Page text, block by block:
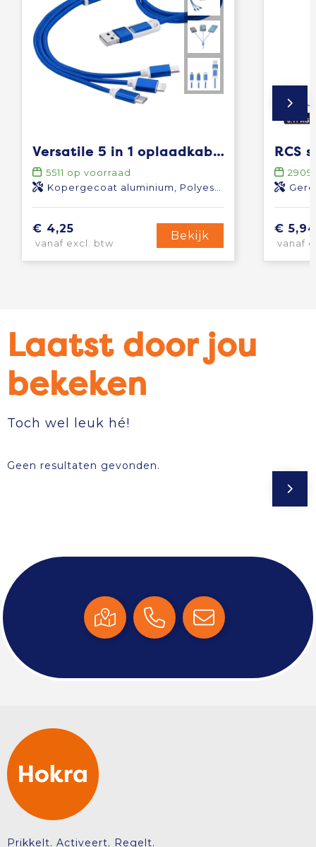
Versatile 5 in 1 oplaadkabel
5511 op voorraad
Kopergecoat aluminium, Polyester
€ 4,25
vanaf excl. btw
Bekijk
2909
€ 5,94
vanaf
Laatst door jou
bekeken
Toch wel leuk hé!
Geen resultaten gevonden.
Prikkelt. Activeert. Regelt.